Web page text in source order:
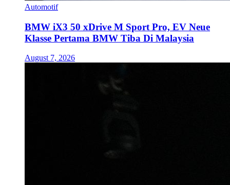
Automotif
BMW iX3 50 xDrive M Sport Pro, EV Neue
Klasse Pertama BMW Tiba Di Malaysia
August 7, 2026